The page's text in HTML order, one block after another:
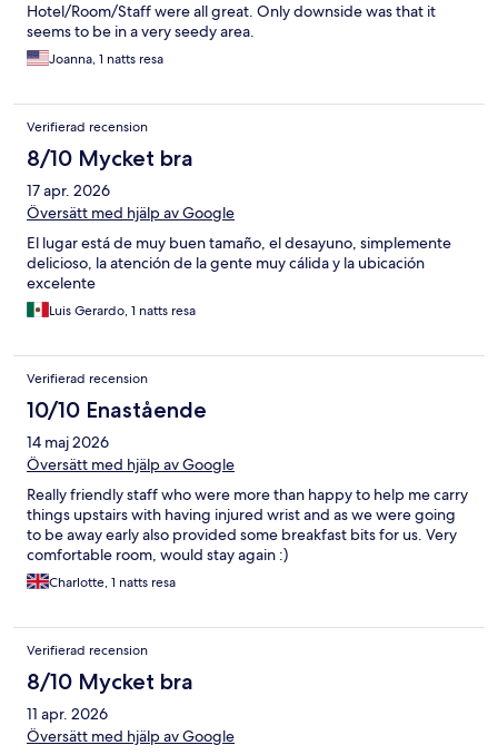
Hotel/Room/Staff were all great. Only downside was that it
seems to be in a very seedy area.
Joanna, 1 natts resa
Verifierad recension
8/10 Mycket bra
17 apr. 2026
Översätt med hjälp av Google
El lugar está de muy buen tamaño, el desayuno, simplemente
delicioso, la atención de la gente muy cálida y la ubicación
excelente
Luis Gerardo, 1 natts resa
Verifierad recension
10/10 Enastående
14 maj 2026
Översätt med hjälp av Google
Really friendly staff who were more than happy to help me carry
things upstairs with having injured wrist and as we were going
to be away early also provided some breakfast bits for us. Very
comfortable room, would stay again :)
Charlotte, 1 natts resa
Verifierad recension
8/10 Mycket bra
11 apr. 2026
Översätt med hjälp av Google